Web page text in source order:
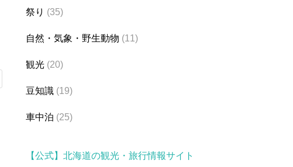
祭り (35)
自然・気象・野生動物 (11)
観光 (20)
豆知識 (19)
車中泊 (25)
【公式】北海道の観光・旅行情報サイト